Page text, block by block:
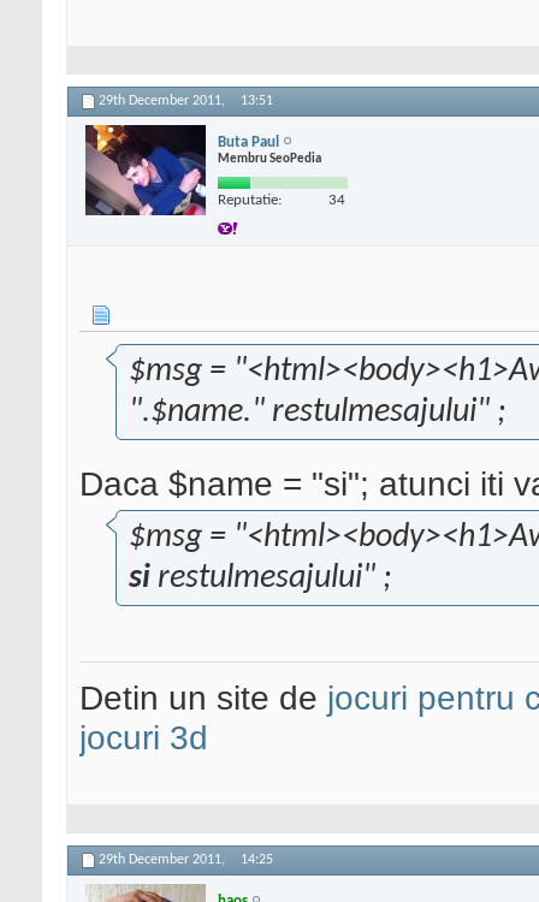
29th December 2011, 13:51
Buta Paul
Membru SeoPedia
Reputatie: 34
$msg =
".$name." restulmesajului" ;
Daca $name = "si"; atunci iti
$msg =
si restulmesajului" ;
Detin un site de jocuri pentru
jocuri 3d
29th December 2011, 14:25